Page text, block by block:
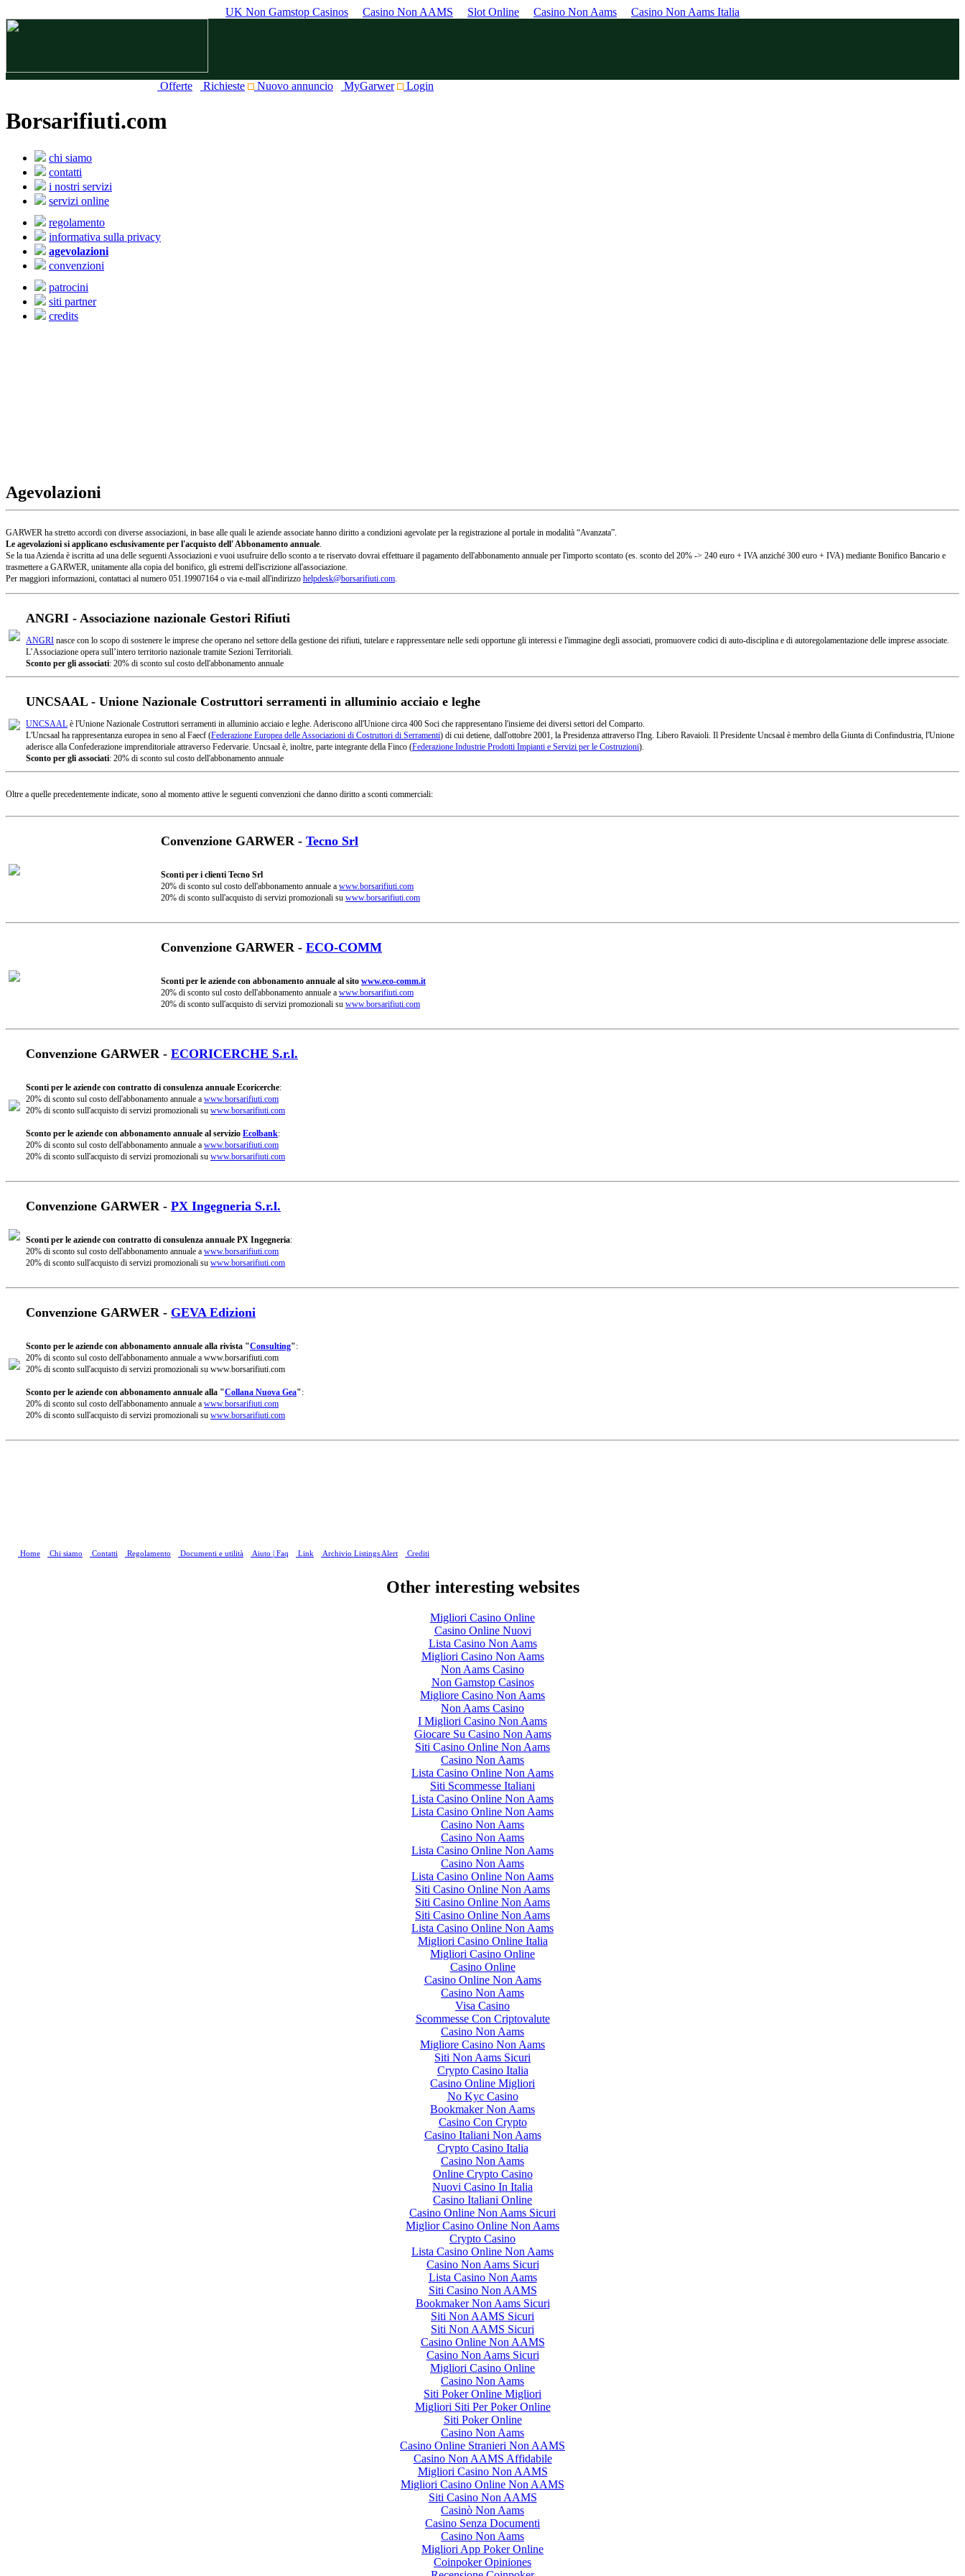
UK Non Gamstop Casinos Casino Non AAMS Slot Online Casino Non Aams Casino Non Aams Italia
Offerte Richieste Nuovo annuncio MyGarwer Login
Borsarifiuti.com
chi siamo
contatti
i nostri servizi
servizi online
regolamento
informativa sulla privacy
agevolazioni
convenzioni
patrocini
siti partner
credits
Agevolazioni
GARWER ha stretto accordi con diverse associazioni, in base alle quali le aziende associate hanno diritto a condizioni agevolate per la registrazione al portale in modalità “Avanzata”.
Le agevolazioni si applicano esclusivamente per l'acquisto dell' Abbonamento annuale.
Se la tua Azienda è iscritta ad una delle seguenti Associazioni e vuoi usufruire dello sconto a te riservato dovrai effettuare il pagamento dell'abbonamento annuale per l'importo scontato (es. sconto del 20% -> 240 euro + IVA anziché 300 euro + IVA) mediante Bonifico Bancario e
trasmettere a GARWER, unitamente alla copia del bonifico, gli estremi dell'iscrizione all'associazione.
Per maggiori informazioni, contattaci al numero 051.19907164 o via e-mail all'indirizzo helpdesk@borsarifiuti.com.
ANGRI - Associazione nazionale Gestori Rifiuti
ANGRI nasce con lo scopo di sostenere le imprese che operano nel settore della gestione dei rifiuti, tutelare e rappressentare nelle sedi opportune gli interessi e l'immagine degli associati, promuovere codici di auto-disciplina e di autoregolamentazione delle imprese associate.
L’Associazione opera sull’intero territorio nazionale tramite Sezioni Territoriali.
Sconto per gli associati: 20% di sconto sul costo dell'abbonamento annuale
UNCSAAL - Unione Nazionale Costruttori serramenti in alluminio acciaio e leghe
UNCSAAL è l'Unione Nazionale Costruttori serramenti in alluminio acciaio e leghe. Aderiscono all'Unione circa 400 Soci che rappresentano l'insieme dei diversi settori del Comparto.
L'Uncsaal ha rappresentanza europea in seno al Faecf (Federazione Europea delle Associazioni di Costruttori di Serramenti) di cui detiene, dall'ottobre 2001, la Presidenza attraverso l'Ing. Libero Ravaioli. Il Presidente Uncsaal è membro della Giunta di Confindustria, l'Unione
aderisce alla Confederazione imprenditoriale attraverso Federvarie. Uncsaal è, inoltre, parte integrante della Finco (Federazione Industrie Prodotti Impianti e Servizi per le Costruzioni).
Sconto per gli associati: 20% di sconto sul costo dell'abbonamento annuale
Oltre a quelle precedentemente indicate, sono al momento attive le seguenti convenzioni che danno diritto a sconti commerciali:
Convenzione GARWER - Tecno Srl
Sconti per i clienti Tecno Srl
20% di sconto sul costo dell'abbonamento annuale a www.borsarifiuti.com
20% di sconto sull'acquisto di servizi promozionali su www.borsarifiuti.com
Convenzione GARWER - ECO-COMM
Sconti per le aziende con abbonamento annuale al sito www.eco-comm.it
20% di sconto sul costo dell'abbonamento annuale a www.borsarifiuti.com
20% di sconto sull'acquisto di servizi promozionali su www.borsarifiuti.com
Convenzione GARWER - ECORICERCHE S.r.l.
Sconti per le aziende con contratto di consulenza annuale Ecoricerche:
20% di sconto sul costo dell'abbonamento annuale a www.borsarifiuti.com
20% di sconto sull'acquisto di servizi promozionali su www.borsarifiuti.com
Sconto per le aziende con abbonamento annuale al servizio Ecolbank:
20% di sconto sul costo dell'abbonamento annuale a www.borsarifiuti.com
20% di sconto sull'acquisto di servizi promozionali su www.borsarifiuti.com
Convenzione GARWER - PX Ingegneria S.r.l.
Sconti per le aziende con contratto di consulenza annuale PX Ingegneria:
20% di sconto sul costo dell'abbonamento annuale a www.borsarifiuti.com
20% di sconto sull'acquisto di servizi promozionali su www.borsarifiuti.com
Convenzione GARWER - GEVA Edizioni
Sconto per le aziende con abbonamento annuale alla rivista "Consulting":
20% di sconto sul costo dell'abbonamento annuale a www.borsarifiuti.com
20% di sconto sull'acquisto di servizi promozionali su www.borsarifiuti.com
Sconto per le aziende con abbonamento annuale alla "Collana Nuova Gea":
20% di sconto sul costo dell'abbonamento annuale a www.borsarifiuti.com
20% di sconto sull'acquisto di servizi promozionali su www.borsarifiuti.com
Home Chi siamo Contatti Regolamento Documenti e utilità Aiuto | Faq Link Archivio Listings Alert Crediti
Other interesting websites
Migliori Casino Online
Casino Online Nuovi
Lista Casino Non Aams
Migliori Casino Non Aams
Non Aams Casino
Non Gamstop Casinos
Migliore Casino Non Aams
Non Aams Casino
I Migliori Casino Non Aams
Giocare Su Casino Non Aams
Siti Casino Online Non Aams
Casino Non Aams
Lista Casino Online Non Aams
Siti Scommesse Italiani
Lista Casino Online Non Aams
Lista Casino Online Non Aams
Casino Non Aams
Casino Non Aams
Lista Casino Online Non Aams
Casino Non Aams
Lista Casino Online Non Aams
Siti Casino Online Non Aams
Siti Casino Online Non Aams
Siti Casino Online Non Aams
Lista Casino Online Non Aams
Migliori Casino Online Italia
Migliori Casino Online
Casino Online
Casino Online Non Aams
Casino Non Aams
Visa Casino
Scommesse Con Criptovalute
Casino Non Aams
Migliore Casino Non Aams
Siti Non Aams Sicuri
Crypto Casino Italia
Casino Online Migliori
No Kyc Casino
Bookmaker Non Aams
Casino Con Crypto
Casino Italiani Non Aams
Crypto Casino Italia
Casino Non Aams
Online Crypto Casino
Nuovi Casino In Italia
Casino Italiani Online
Casino Online Non Aams Sicuri
Miglior Casino Online Non Aams
Crypto Casino
Lista Casino Online Non Aams
Casino Non Aams Sicuri
Lista Casino Non Aams
Siti Casino Non AAMS
Bookmaker Non Aams Sicuri
Siti Non AAMS Sicuri
Siti Non AAMS Sicuri
Casino Online Non AAMS
Casino Non Aams Sicuri
Migliori Casino Online
Casino Non Aams
Siti Poker Online Migliori
Migliori Siti Per Poker Online
Siti Poker Online
Casino Non Aams
Casino Online Stranieri Non AAMS
Casino Non AAMS Affidabile
Migliori Casino Non AAMS
Migliori Casino Online Non AAMS
Siti Casino Non AAMS
Casinò Non Aams
Casino Senza Documenti
Casino Non Aams
Migliori App Poker Online
Coinpoker Opiniones